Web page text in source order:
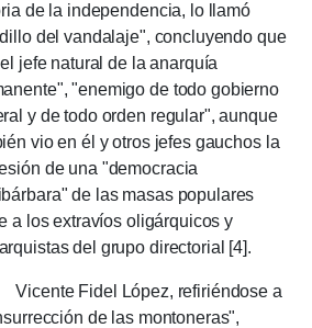
de la independencia, lo llamó
del vandalaje", concluyendo que
jefe natural de la anarquía
"enemigo de todo gobierno
y de todo orden regular", aunque
vio en él y otros jefes gauchos la
de una "democracia
de las masas populares
a los extravíos oligárquicos y
del grupo directorial [4].
Fidel López, refiriéndose a
de las montoneras",